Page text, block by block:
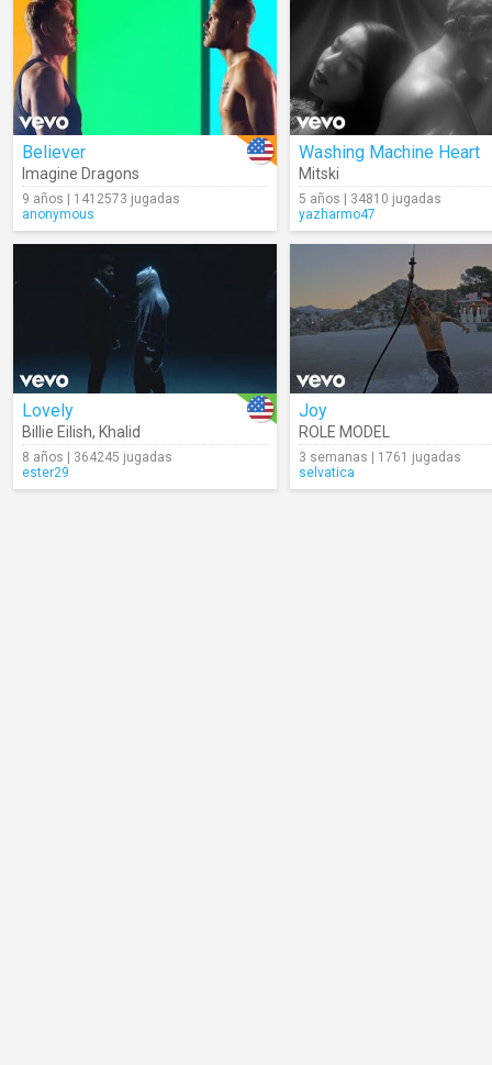
Believer
Imagine Dragons
9 años | 1412573 jugadas
anonymous
Washing Machine Heart
Mitski
5 años | 34810 jugadas
yazharmo47
Lovely
Billie Eilish, Khalid
8 años | 364245 jugadas
ester29
Joy
ROLE MODEL
3 semanas | 1761 jugadas
selvatica